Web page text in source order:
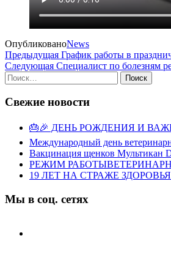
ОпубликованоNews
Навигация
по
записям
Предыдущая
запись
Предыдущая График работы в
Следующая
запись
Следующая Специалист по болезням
Найти:
Свежие новости
🎂🎉 ДЕНЬ РОЖДЕНИЯ И
Международный день
Вакцинация щенков
РЕЖИМ
19 ЛЕТ НА СТРАЖЕ
Мы в соц. сетях